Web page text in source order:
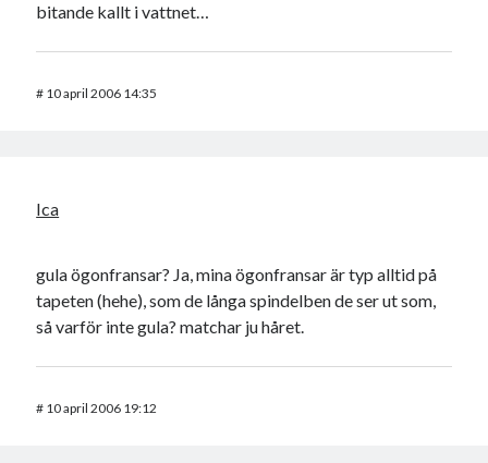
bitande kallt i vattnet…
# 10 april 2006 14:35
Ica
gula ögonfransar? Ja, mina ögonfransar är typ alltid på
tapeten (hehe), som de långa spindelben de ser ut som,
så varför inte gula? matchar ju håret.
# 10 april 2006 19:12